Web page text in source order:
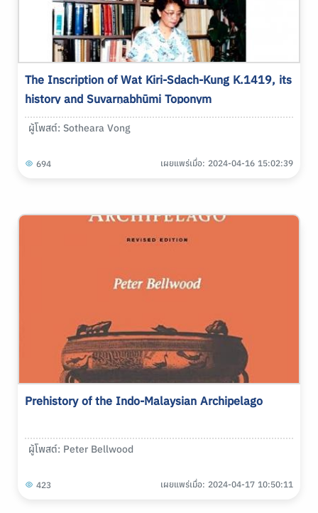
The Inscription of Wat Kiri-Sdach-Kung K.1419, its
history and Suvarṇabhūmi Toponym
ผู้โพสต์: Sotheara Vong
694 เผยแพร่เมื่อ: 2024-04-16 15:02:39
Prehistory of the Indo-Malaysian Archipelago
ผู้โพสต์: Peter Bellwood
423 เผยแพร่เมื่อ: 2024-04-17 10:50:11